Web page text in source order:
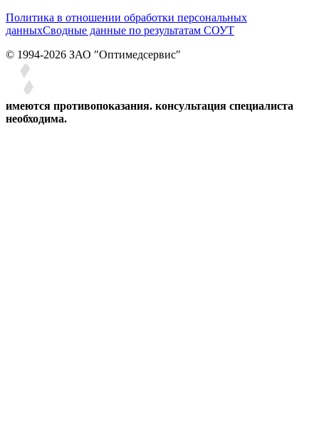
Политика в отношении обработки персональных
данныхСводные данные по результатам СОУТ
© 1994-2026 ЗАО ″Оптимедсервис″
имеются противопоказания. консультация специалиста
необходима.